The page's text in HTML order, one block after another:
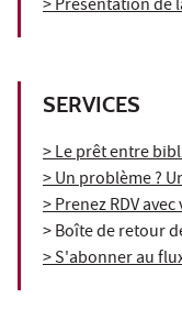
> Présentation de
SERVICES
> Le prêt entre
> Un problème ?
> Prenez RDV
> Boîte de retour
> S'abonner au